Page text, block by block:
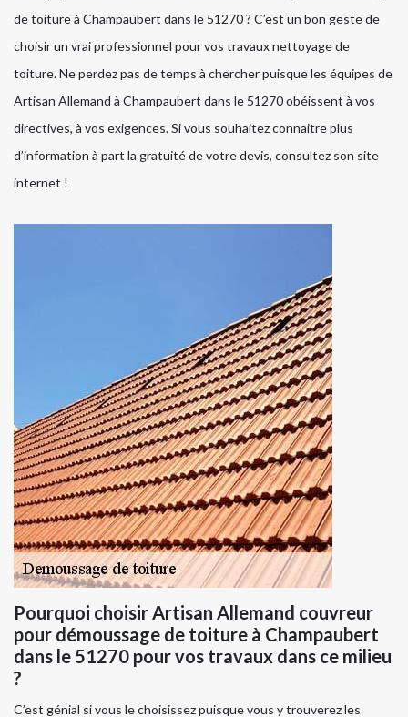
de toiture à Champaubert dans le 51270 ? C’est un bon geste de
choisir un vrai professionnel pour vos travaux nettoyage de
toiture. Ne perdez pas de temps à chercher puisque les équipes de
Artisan Allemand à Champaubert dans le 51270 obéissent à vos
directives, à vos exigences. Si vous souhaitez connaitre plus
d’information à part la gratuité de votre devis, consultez son site
internet !
Pourquoi choisir Artisan Allemand couvreur
pour démoussage de toiture à Champaubert
dans le 51270 pour vos travaux dans ce milieu
?
C’est génial si vous le choisissez puisque vous y trouverez les